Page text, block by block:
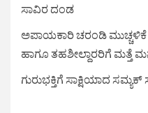
ಸಾವಿರ ದಂಡ
ಅಪಾಯಕಾರಿ ಚರಂಡಿ
ಹಾಗೂ ತಹಶೀಲ್ದಾರರಿಗೆ ಮತ್ತೆ
ಗುರುಭಕ್ತಿಗೆ ಸಾಕ್ಷಿಯಾದ